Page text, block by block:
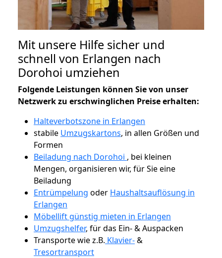
Mit unsere Hilfe sicher und
schnell von Erlangen nach
Dorohoi umziehen
Folgende Leistungen können Sie von unser
Netzwerk zu erschwinglichen Preise erhalten:
Halteverbotszone in Erlangen
stabile Umzugskartons, in allen Größen und
Formen
Beiladung nach Dorohoi , bei kleinen
Mengen, organisieren wir, für Sie eine
Beiladung
Entrümpelung oder Haushaltsauflösung in
Erlangen
Möbellift günstig mieten in Erlangen
Umzugshelfer, für das Ein- & Auspacken
Transporte wie z.B. Klavier-&
Tresortransport